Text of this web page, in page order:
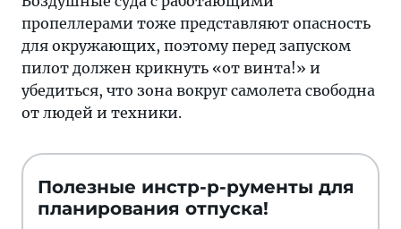
пропеллерами тоже представляют опасность
для окружающих, поэтому перед запуском
пилот должен крикнуть «от винта!» и
убедиться, что зона вокруг самолета свободна
от людей и техники.
Полезные инстр-р-рументы для
планирования отпуска!